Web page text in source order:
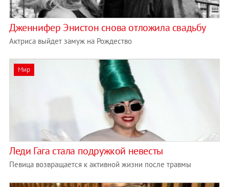
Дженнифер Энистон снова отложила свадьбу
Актриса выйдет замуж на Рождество
Мир
Леди Гага стала подружкой невесты
Певица возвращается к активной жизни после травмы